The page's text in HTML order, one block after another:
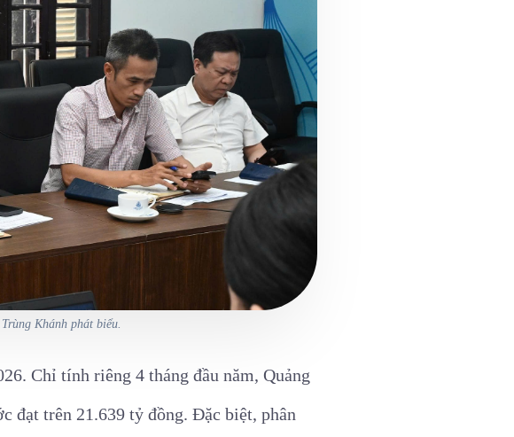
Khánh phát biểu.
Chỉ tính riêng 4 tháng đầu năm, Quảng
đạt trên 21.639 tỷ đồng. Đặc biệt, phân